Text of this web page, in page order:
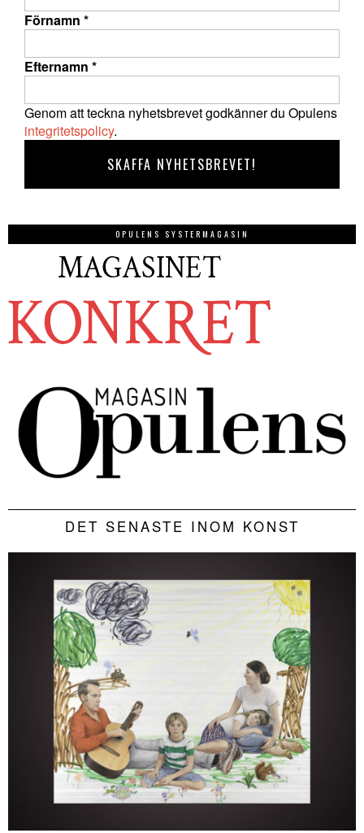
Förnamn *
Efternamn *
Genom att teckna nyhetsbrevet godkänner du Opulens
integritetspolicy.
OPULENS SYSTERMAGASIN
DET SENASTE INOM KONST